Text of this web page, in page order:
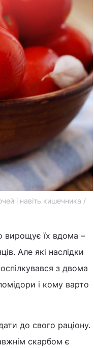
і навіть кишечника /
вирощує їх вдома –
Але які наслідки
з двома
і кому варто
до свого раціону.
скарбом є